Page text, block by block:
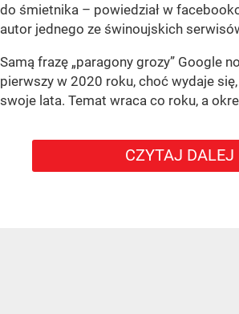
do śmietnika – powiedział w
autor jednego ze świnoujskich
Samą frazę „paragony grozy” Google
pierwszy w 2020 roku, choć wydaje się,
swoje lata. Temat wraca co roku, a
CZYTAJ DALEJ